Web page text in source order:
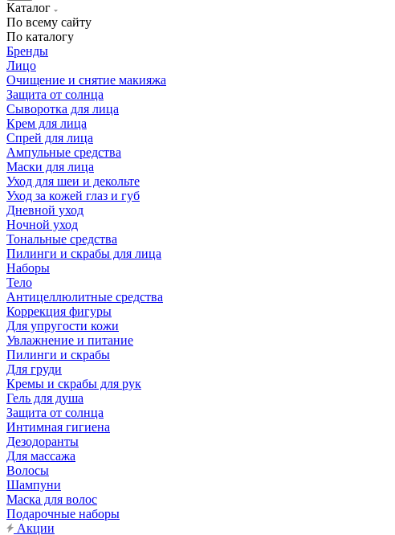
Каталог
По всему сайту
По каталогу
Бренды
Лицо
Очищение и снятие макияжа
Защита от солнца
Сыворотка для лица
Крем для лица
Спрей для лица
Ампульные средства
Маски для лица
Уход для шеи и декольте
Уход за кожей глаз и губ
Дневной уход
Ночной уход
Тональные средства
Пилинги и скрабы для лица
Наборы
Тело
Антицеллюлитные средства
Коррекция фигуры
Для упругости кожи
Увлажнение и питание
Пилинги и скрабы
Для груди
Кремы и скрабы для рук
Гель для душа
Защита от солнца
Интимная гигиена
Дезодоранты
Для массажа
Волосы
Шампуни
Маска для волос
Подарочные наборы
Акции